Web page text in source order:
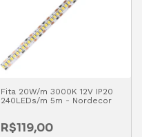
Fita 20W/m 3000K 12V IP20
240LEDs/m 5m - Nordecor
R$119,00